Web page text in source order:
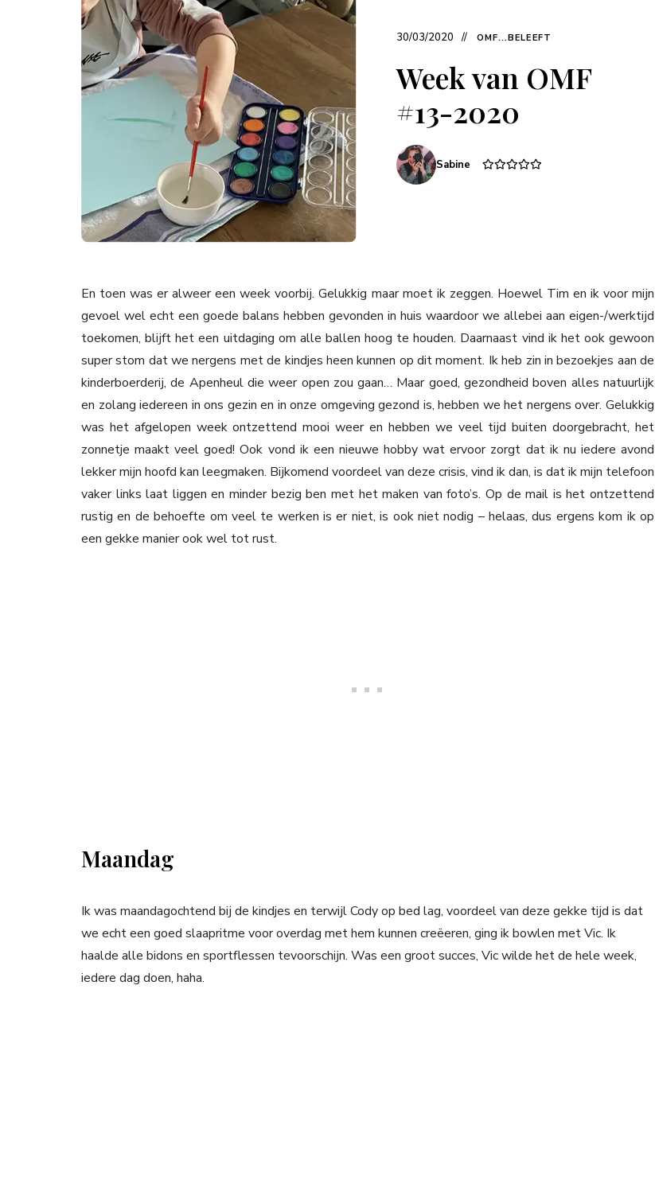
30/03/2020 OMF...BELEEFT
Week van OMF
#13-2020
Sabine
En toen was er alweer een week voorbij. Gelukkig maar moet ik zeggen. Hoewel Tim en ik voor mijn
gevoel wel echt een goede balans hebben gevonden in huis waardoor we allebei aan eigen-/werktijd
toekomen, blijft het een uitdaging om alle ballen hoog te houden. Daarnaast vind ik het ook gewoon
super stom dat we nergens met de kindjes heen kunnen op dit moment. Ik heb zin in bezoekjes aan de
kinderboerderij, de Apenheul die weer open zou gaan… Maar goed, gezondheid boven alles natuurlijk
en zolang iedereen in ons gezin en in onze omgeving gezond is, hebben we het nergens over. Gelukkig
was het afgelopen week ontzettend mooi weer en hebben we veel tijd buiten doorgebracht, het
zonnetje maakt veel goed! Ook vond ik een nieuwe hobby wat ervoor zorgt dat ik nu iedere avond
lekker mijn hoofd kan leegmaken. Bijkomend voordeel van deze crisis, vind ik dan, is dat ik mijn telefoon
vaker links laat liggen en minder bezig ben met het maken van foto’s. Op de mail is het ontzettend
rustig en de behoefte om veel te werken is er niet, is ook niet nodig – helaas, dus ergens kom ik op
een gekke manier ook wel tot rust.
Maandag
Ik was maandagochtend bij de kindjes en terwijl Cody op bed lag, voordeel van deze gekke tijd is dat
we echt een goed slaapritme voor overdag met hem kunnen creëeren, ging ik bowlen met Vic. Ik
haalde alle bidons en sportflessen tevoorschijn. Was een groot succes, Vic wilde het de hele week,
iedere dag doen, haha.